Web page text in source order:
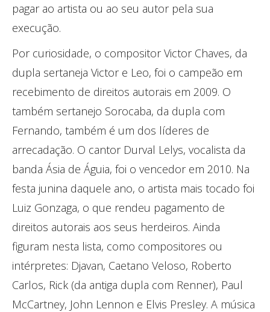
pagar ao artista ou ao seu autor pela sua
execução.
Por curiosidade, o compositor Victor Chaves, da
dupla sertaneja Victor e Leo, foi o campeão em
recebimento de direitos autorais em 2009. O
também sertanejo Sorocaba, da dupla com
Fernando, também é um dos líderes de
arrecadação. O cantor Durval Lelys, vocalista da
banda Ásia de Águia, foi o vencedor em 2010. Na
festa junina daquele ano, o artista mais tocado foi
Luiz Gonzaga, o que rendeu pagamento de
direitos autorais aos seus herdeiros. Ainda
figuram nesta lista, como compositores ou
intérpretes: Djavan, Caetano Veloso, Roberto
Carlos, Rick (da antiga dupla com Renner), Paul
McCartney, John Lennon e Elvis Presley. A música